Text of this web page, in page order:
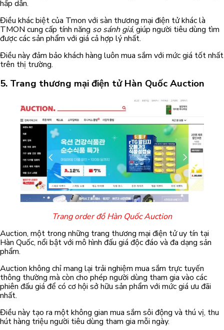
hấp dẫn.
Điều khác biệt của Tmon với sàn thương mại điện tử khác là
TMON cung cấp tính năng so sánh giá, giúp người tiêu dùng tìm
được các sản phẩm với giá cả hợp lý nhất.
Điều này đảm bảo khách hàng luôn mua sắm với mức giá tốt nhất
trên thị trường.
5. Trang thương mại điện tử Hàn QuốcAuction
Trang order đồ Hàn Quốc Auction
Auction, một trong những trang thương mại điện tử uy tín tại
Hàn Quốc, nổi bật với mô hình đấu giá độc đáo và đa dạng sản
phẩm.
Auction không chỉ mang lại trải nghiệm mua sắm trực tuyến
thông thường mà còn cho phép người dùng tham gia vào các
phiên đấu giá để có cơ hội sở hữu sản phẩm với mức giá ưu đãi
nhất.
Điều này tạo ra một không gian mua sắm sôi động và thú vị, thu
hút hàng triệu người tiêu dùng tham gia mỗi ngày.